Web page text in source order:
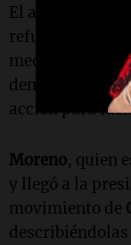
El abogado
refutó las
medios que no
demuestre que
acción para
Moreno, quien
y llegó a la
movimiento de